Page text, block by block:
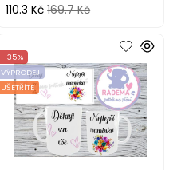
110.3 Kč 169.7 Kč
- 35%
VÝPRODEJ
UŠETŘÍTE